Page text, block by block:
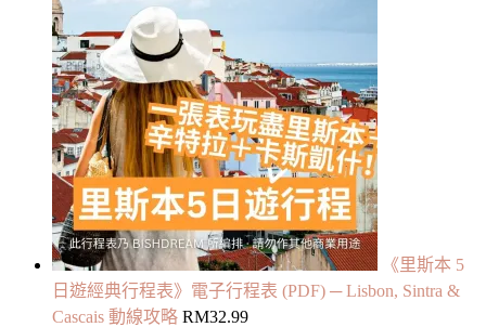
《里斯本 5
日遊經典行程表》電子行程表 (PDF) ─ Lisbon, Sintra &
Cascais 動線攻略 RM32.99